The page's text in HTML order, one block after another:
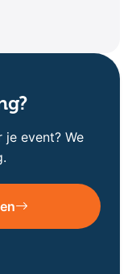
je event? We